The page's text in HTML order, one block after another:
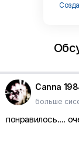
Canna
больше
понравилось....